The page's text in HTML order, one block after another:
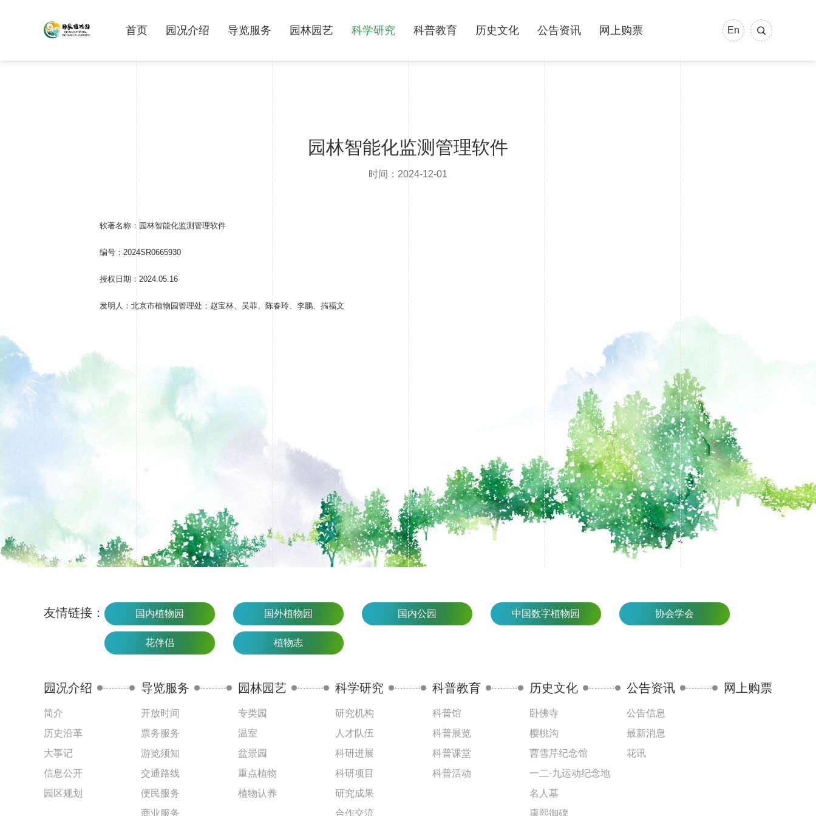
En
首页 园况介绍 导览服务 园林园艺 科学研究 科普教育 历史文化 公告资讯 网上购票
园林智能化监测管理软件
时间：2024-12-01
软著名称：园林智能化监测管理软件
编号：2024SR0665930
授权日期：2024.05.16
发明人：北京市植物园管理处；赵宝林、吴菲、陈春玲、李鹏、揣福文
友情链接： 国内植物园 国外植物园 国内公园 中国数字植物园 协会学会
花伴侣 植物志
园况介绍
简介
历史沿革
大事记
信息公开
园区规划
导览服务
开放时间
票务服务
游览须知
交通路线
便民服务
商业服务
园林园艺
专类园
温室
盆景园
重点植物
植物认养
科学研究
研究机构
人才队伍
科研进展
科研项目
研究成果
合作交流
科普教育
科普馆
科普展览
科普课堂
科普活动
历史文化
卧佛寺
樱桃沟
曹雪芹纪念馆
一二·九运动纪念地
名人墓
康熙御碑
公告资讯
公告信息
最新消息
花讯
网上购票